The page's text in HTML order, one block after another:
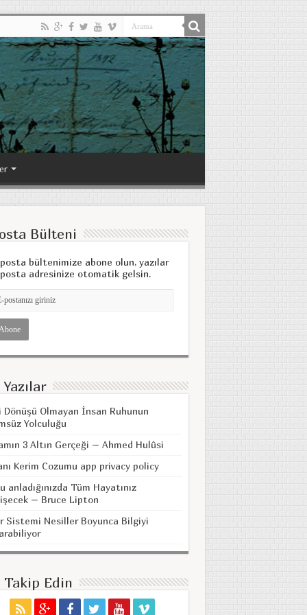
Bülteni
bültenimize abone olun, yazılar
adresinize otomatik gelsin.
Dönüşü Olmayan İnsan Ruhunun
Yolculuğu
3 Altın Gerçeği – Ahmed Hulûsi
Kerim Cozumu app privacy policy
anladığınızda Tüm Hayatınız
– Bruce Lipton
Sistemi Nesiller Boyunca Bilgiyi
Takip Edin